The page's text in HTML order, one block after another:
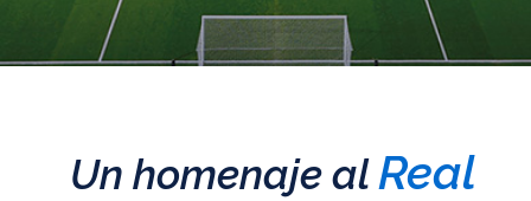
Un homenaje alReal